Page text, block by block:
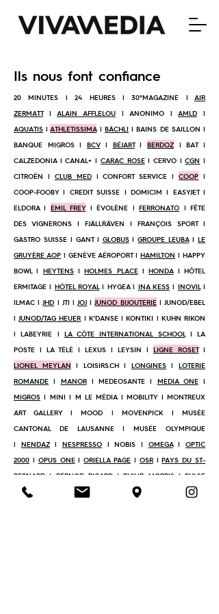
Ils nous font confiance
20 MINUTES | 24 HEURES | 30°MAGAZINE | AIR
ZERMATT| ALAIN AFFLELOU | ANONIMO | AMLD |
AQUATIS |ATHLETISSIMA| BÄCHLI | BAINS DE SAILLON |
BANQUE MIGROS |BCV| BÉJART| BERDOZ| BAT |
CALZEDONIA | CANAL+ | CARAC ROSE| CERVO |CGN |
CITROËN | CLUB MED| CONFORT SERVICE |COOP |
COOP-FOOBY | CREDIT SUISSE | DOMICIM | EASYJET |
ELDORA | EMIL FREY| ÉVOLÈNE |FERRONATO | FÊTE
DES VIGNERONS | FJÄLLRÄVEN | FRANÇOIS SPORT |
GASTRO SUISSE | GANT | GLOBUS|GROUPE LEUBA|LE
GRUYÈRE AOP | GENÈVE AÉROPORT | HAMILTON | HAPPY
BOWL | HEYTENS|HOLMES PLACE|HONDA| HÔTEL
ERMITAGE | HÔTEL ROYAL | HYGEA | INA KESS| INOVIL |
ILMAC | JHD | JTI | JOJ | JUNOD BIJOUTERIE| JUNOD/EBEL
| JUNOD/TAG HEUER | K'DANSE | KONTIKI | KUHN RIKON
| LABEYRIE | LA CÔTE INTERNATIONAL SCHOOL
| LA
POSTE | LA TÉLÉ | LEXUS | LEYSIN | LIGNE ROSET|
LIONEL MEYLAN | LOISIRS.CH | LONGINES|LOTERIE
ROMANDE | MANOR| MEDEOSANTE | MEDIA ONE|
MIGROS | MINI | M LE MÉDIA | MOBILITY | MONTREUX
ART GALLERY | MOOD | MOVENPICK | MUSÉE
CANTONAL DE LAUSANNE | MUSÉE OLYMPIQUE
| NENDAZ|NESPRESSO | NOBIS | OMEGA|OPTIC
2000 | OPUS ONE|ORIELLA PAGE | OSR|PAYS DU ST-
BERNARD | PERNOD RICARD| PHILIP MORRIS | PULSE
STUDIO
REGIE BRAUN RÉGION DENTS DU MIDI |RED